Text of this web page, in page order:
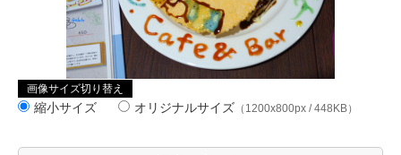
画像サイズ切り替え
縮小サイズ オリジナルサイズ （1200x800px / 448KB）